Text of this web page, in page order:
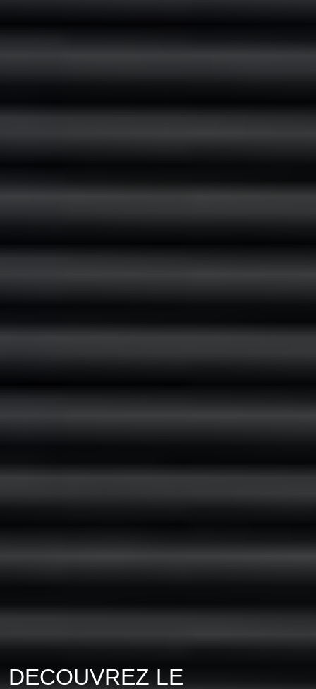
DECOUVREZ LE